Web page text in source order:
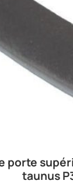
porte
taunus